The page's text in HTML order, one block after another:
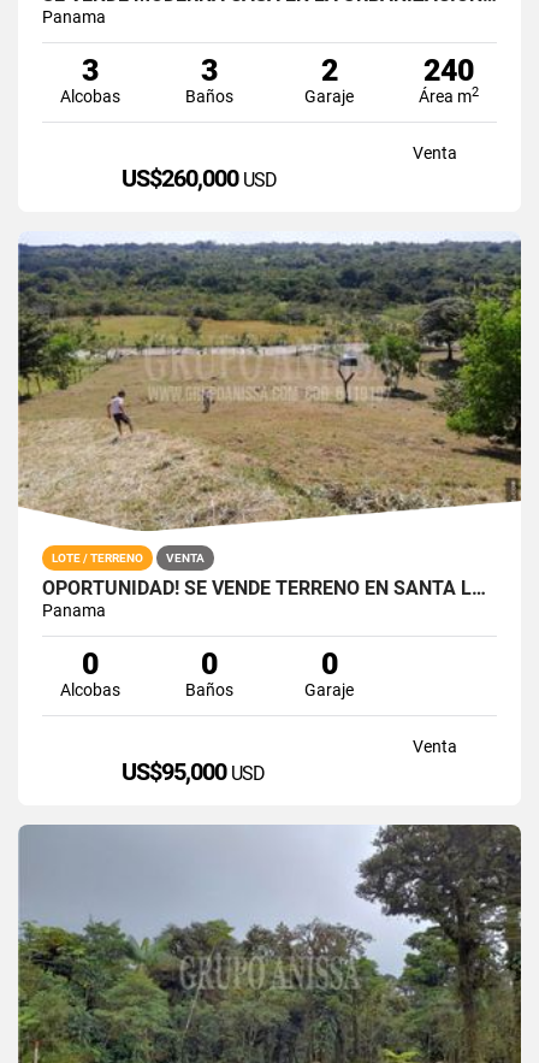
Panama
3
Alcobas
3
Baños
2
Garaje
240
Área m2
Venta
US$260,000 USD
LOTE / TERRENO VENTA
OPORTUNIDAD! SE VENDE TERRENO EN SANTA LUCIA VÍA AL VALLE DE ANTÓN
Panama
0
Alcobas
0
Baños
0
Garaje
Venta
US$95,000 USD